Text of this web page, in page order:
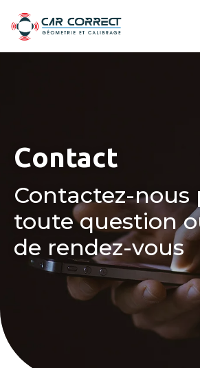
Contact
Contactez-nous
toute question
de rendez-vous